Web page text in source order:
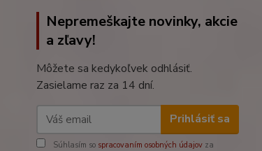
Nepremeškajte novinky, akcie
a zľavy!
Môžete sa kedykoľvek odhlásiť.
Zasielame raz za 14 dní.
Prihlásiť sa
Súhlasím so spracovaním osobných údajov za